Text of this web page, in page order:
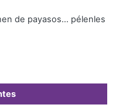
de payasos… pélenles